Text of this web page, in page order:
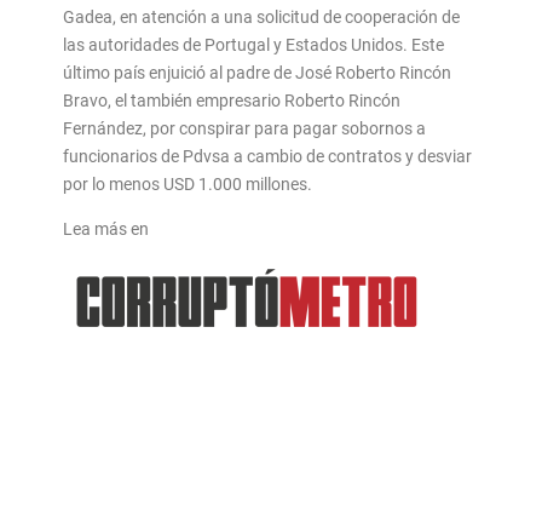
Gadea, en atención a una solicitud de cooperación de
las autoridades de Portugal y Estados Unidos. Este
último país enjuició al padre de José Roberto Rincón
Bravo, el también empresario Roberto Rincón
Fernández, por conspirar para pagar sobornos a
funcionarios de Pdvsa a cambio de contratos y desviar
por lo menos USD 1.000 millones.
Lea más en